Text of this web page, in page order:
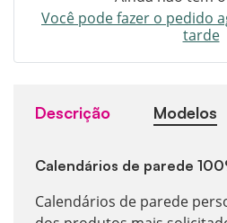
Você pode fazer o pedido
tarde
Descrição Modelos
Calendários de parede
Calendários de parede